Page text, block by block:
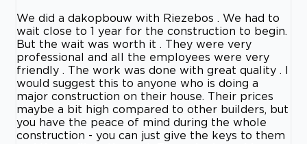
We did a dakopbouw with Riezebos . We had to
wait close to 1 year for the construction to begin.
But the wait was worth it . They were very
professional and all the employees were very
friendly . The work was done with great quality . I
would suggest this to anyone who is doing a
major construction on their house. Their prices
maybe a bit high compared to other builders, but
you have the peace of mind during the whole
construction - you can just give the keys to them